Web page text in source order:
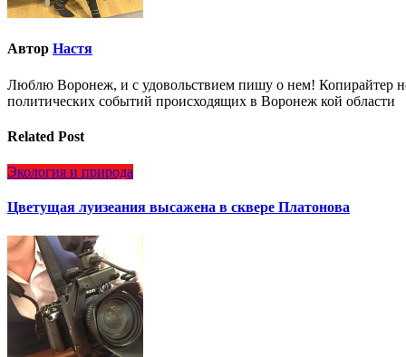
Автор Настя
Люблю Воронеж, и с удовольствием пишу о нем! Копирайтер
политических событий происходящих в Воронеж кой области
Related Post
Экология и природа
Цветущая луизеания высажена в сквере Платонова